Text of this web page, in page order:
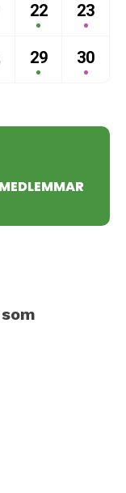
22 23
29 30